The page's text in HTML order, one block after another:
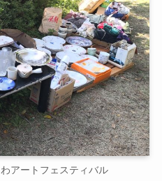
アートフェスティバル